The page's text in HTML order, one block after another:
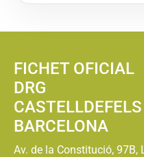
FICHET OFICIAL
DRG
BARCELONA
Av. de la Constitució,